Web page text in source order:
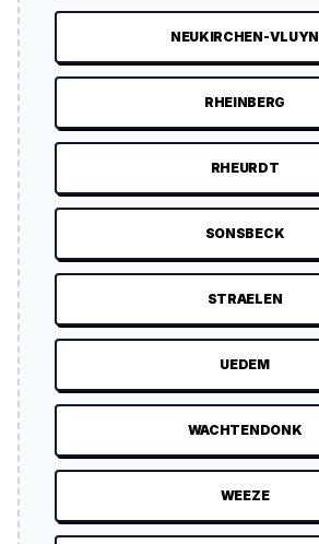
NEUKIRCHEN-VLUYN
RHEINBERG
RHEURDT
SONSBECK
STRAELEN
UEDEM
WACHTENDONK
WEEZE